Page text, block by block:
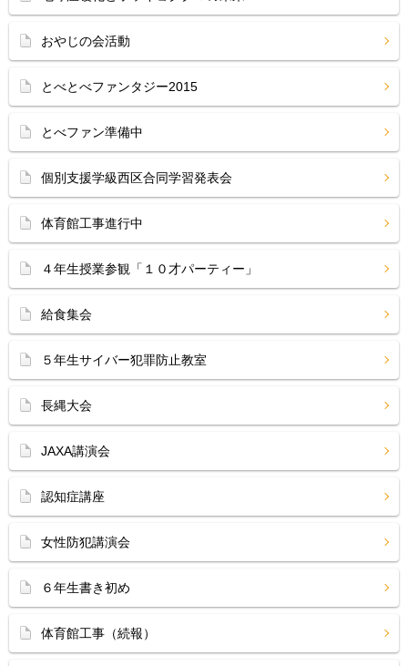
おやじの会活動
とべとべファンタジー2015
とべファン準備中
個別支援学級西区合同学習発表会
体育館工事進行中
４年生授業参観「１０才パーティー」
給食集会
５年生サイバー犯罪防止教室
長縄大会
JAXA講演会
認知症講座
女性防犯講演会
６年生書き初め
体育館工事（続報）